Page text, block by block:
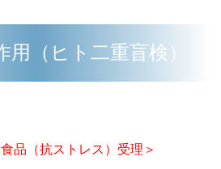
用（ヒト二重盲検）
品（抗ストレス）受理＞